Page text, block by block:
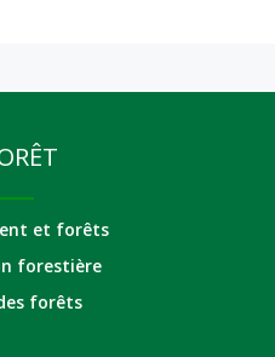
et forêts
forestière
forêts